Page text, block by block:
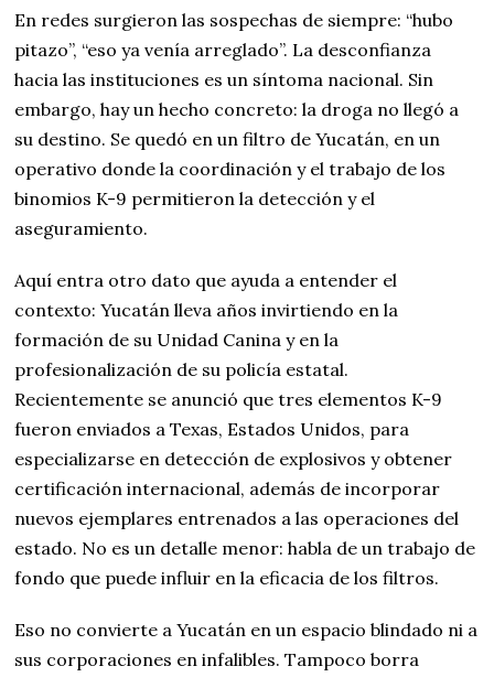
En redes surgieron las sospechas de siempre: “hubo
pitazo”, “eso ya venía arreglado”. La desconfianza
hacia las instituciones es un síntoma nacional. Sin
embargo, hay un hecho concreto: la droga no llegó a
su destino. Se quedó en un filtro de Yucatán, en un
operativo donde la coordinación y el trabajo de los
binomios K-9 permitieron la detección y el
aseguramiento.
Aquí entra otro dato que ayuda a entender el
contexto: Yucatán lleva años invirtiendo en la
formación de su Unidad Canina y en la
profesionalización de su policía estatal.
Recientemente se anunció que tres elementos K-9
fueron enviados a Texas, Estados Unidos, para
especializarse en detección de explosivos y obtener
certificación internacional, además de incorporar
nuevos ejemplares entrenados a las operaciones del
estado. No es un detalle menor: habla de un trabajo de
fondo que puede influir en la eficacia de los filtros.
Eso no convierte a Yucatán en un espacio blindado ni a
sus corporaciones en infalibles. Tampoco borra